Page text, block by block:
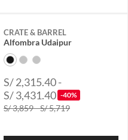
CRATE & BARREL
Alfombra Udaipur
S/ 2,315.40 -
S/ 3,431.40 -40%
S/ 3,859 - S/ 5,719